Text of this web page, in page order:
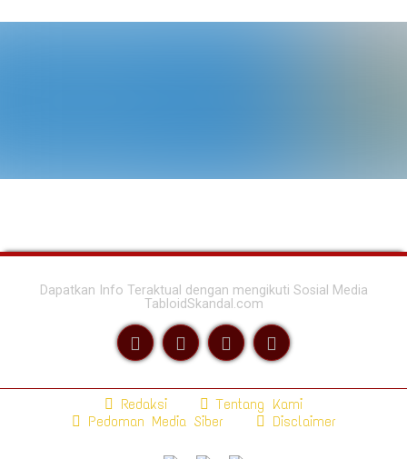
Dapatkan Info Teraktual dengan mengikuti Sosial Media
TabloidSkandal.com
Redaksi
Tentang Kami
Pedoman Media Siber
Disclaimer